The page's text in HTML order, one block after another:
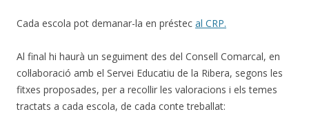
Cada escola pot demanar-la en préstec al CRP.
Al final hi haurà un seguiment des del Consell Comarcal, en
col·laboració amb el Servei Educatiu de la Ribera, segons les
fitxes proposades, per a recollir les valoracions i els temes
tractats a cada escola, de cada conte treballat: